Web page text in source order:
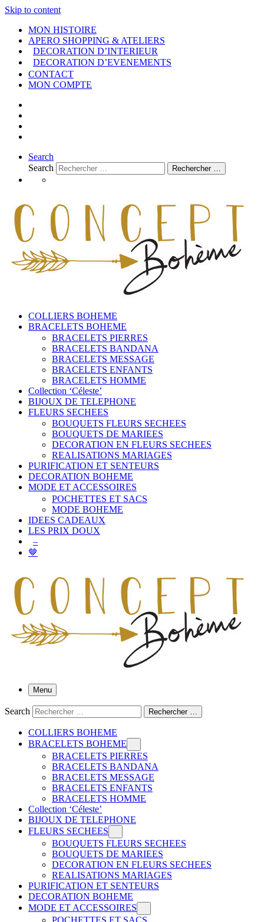
Skip to content
MON HISTOIRE
APERO SHOPPING & ATELIERS
DECORATION D’INTERIEUR
DECORATION D’EVENEMENTS
CONTACT
MON COMPTE
Search
Search
Rechercher …
COLLIERS BOHEME
BRACELETS BOHEME
BRACELETS PIERRES
BRACELETS BANDANA
BRACELETS MESSAGE
BRACELETS ENFANTS
BRACELETS HOMME
Collection ‘Céleste’
BIJOUX DE TELEPHONE
FLEURS SECHEES
BOUQUETS FLEURS SECHEES
BOUQUETS DE MARIEES
DECORATION EN FLEURS SECHEES
REALISATIONS MARIAGES
PURIFICATION ET SENTEURS
DECORATION BOHEME
MODE ET ACCESSOIRES
POCHETTES ET SACS
MODE BOHEME
IDEES CADEAUX
LES PRIX DOUX
–
🤎
Menu
Search Rechercher …
COLLIERS BOHEME
BRACELETS BOHEME
BRACELETS PIERRES
BRACELETS BANDANA
BRACELETS MESSAGE
BRACELETS ENFANTS
BRACELETS HOMME
Collection ‘Céleste’
BIJOUX DE TELEPHONE
FLEURS SECHEES
BOUQUETS FLEURS SECHEES
BOUQUETS DE MARIEES
DECORATION EN FLEURS SECHEES
REALISATIONS MARIAGES
PURIFICATION ET SENTEURS
DECORATION BOHEME
MODE ET ACCESSOIRES
POCHETTES ET SACS